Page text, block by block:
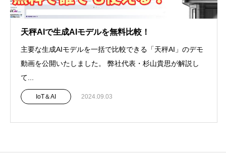
天秤AIで生成AIモデルを無料比較！
主要な生成AIモデルを一括で比較できる「天秤AI」のデモ
動画を公開いたしました。 弊社代表・杉山貴思が解説し
て...
IoT＆AI 2024.09.03